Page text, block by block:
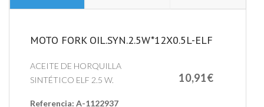
MOTO FORK OIL.SYN.2.5W*12X0.5L-ELF
10,91€
Referencia: A-1122937
ACEITE DE HORQUILLA
SINTÉTICO ELF 2.5 W.